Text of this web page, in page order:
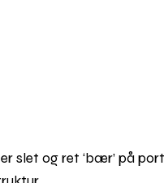
slet og ret ‘bær’ på